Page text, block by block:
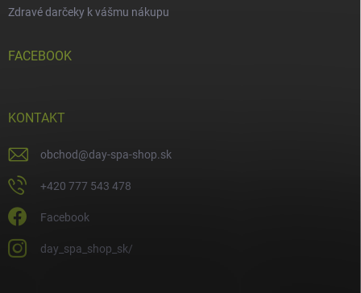
Zdravé darčeky k vášmu nákupu
FACEBOOK
KONTAKT
obchod@day-spa-shop.sk
+420 777 543 478
Facebook
day_spa_shop_sk/